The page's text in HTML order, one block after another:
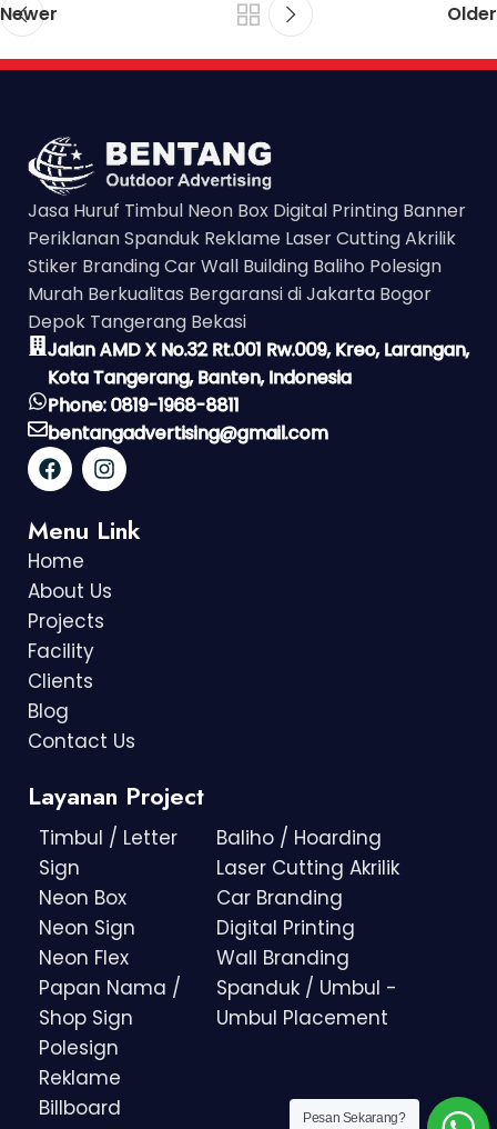
Newer Older
Jasa Huruf Timbul Neon Box Digital Printing Banner
Periklanan Spanduk Reklame Laser Cutting Akrilik
Stiker Branding Car Wall Building Baliho Polesign
Murah Berkualitas Bergaransi di Jakarta Bogor
Depok Tangerang Bekasi
Jalan AMD X No.32 Rt.001 Rw.009, Kreo, Larangan,
Kota Tangerang, Banten, Indonesia
Phone: 0819-1968-8811
bentangadvertising@gmail.com
Menu Link
Home
About Us
Projects
Facility
Clients
Blog
Contact Us
Layanan Project
Timbul / Letter
Sign
Neon Box
Neon Sign
Neon Flex
Papan Nama /
Shop Sign
Polesign
Reklame
Billboard
Baliho / Hoarding
Laser Cutting Akrilik
Car Branding
Digital Printing
Wall Branding
Spanduk / Umbul -
Umbul Placement
Pesan Sekarang?